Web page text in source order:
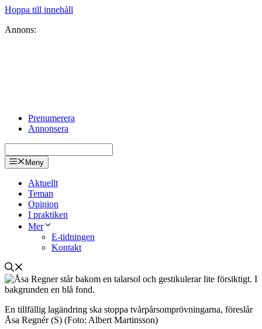
Hoppa till innehåll
Annons:
Prenumerera
Annonsera
Meny
Aktuellt
Teman
Opinion
I praktiken
Mer
E-tidningen
Kontakt
En tillfällig lagändring ska stoppa tvårpårsomprövningarna, föreslår
Åsa Regnér (S) (Foto: Albert Martinsson)